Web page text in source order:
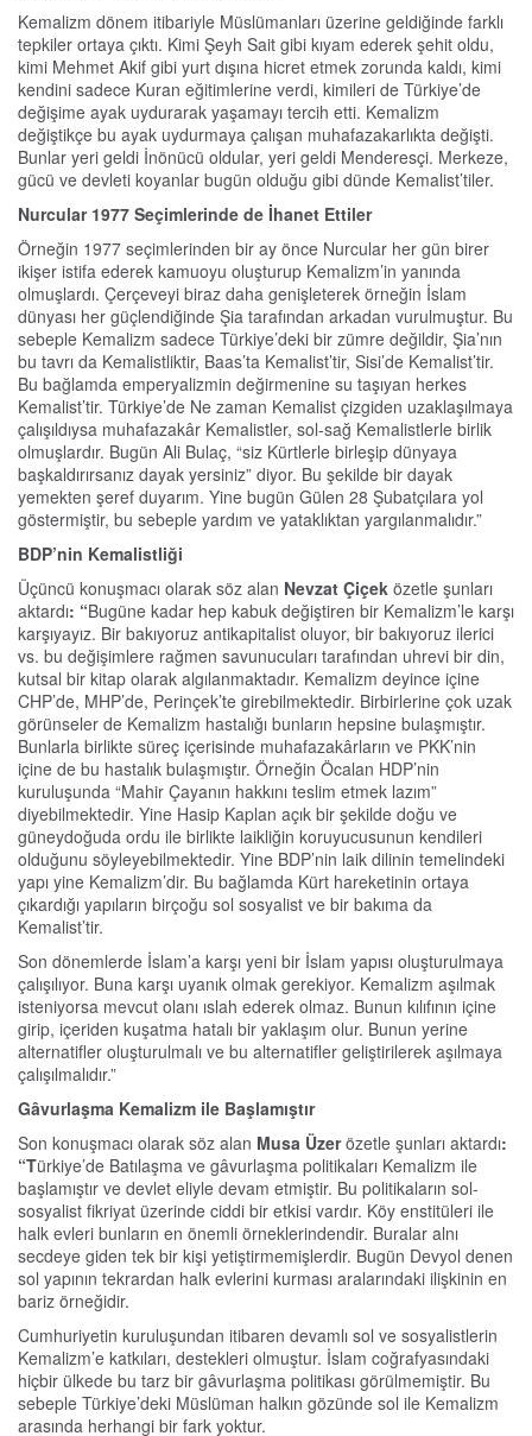
Kemalizm dönem itibariyle Müslümanları üzerine geldiğinde farklı
tepkiler ortaya çıktı. Kimi Şeyh Sait gibi kıyam ederek şehit oldu,
kimi Mehmet Akif gibi yurt dışına hicret etmek zorunda kaldı, kimi
kendini sadece Kuran eğitimlerine verdi, kimileri de Türkiye’de
değişime ayak uydurarak yaşamayı tercih etti. Kemalizm
değiştikçe bu ayak uydurmaya çalışan muhafazakarlıkta değişti.
Bunlar yeri geldi İnönücü oldular, yeri geldi Menderesçi. Merkeze,
gücü ve devleti koyanlar bugün olduğu gibi dünde Kemalist’tiler.
Nurcular 1977 Seçimlerinde de İhanet Ettiler
Örneğin 1977 seçimlerinden bir ay önce Nurcular her gün birer
ikişer istifa ederek kamuoyu oluşturup Kemalizm’in yanında
olmuşlardı. Çerçeveyi biraz daha genişleterek örneğin İslam
dünyası her güçlendiğinde Şia tarafından arkadan vurulmuştur. Bu
sebeple Kemalizm sadece Türkiye’deki bir zümre değildir, Şia’nın
bu tavrı da Kemalistliktir, Baas’ta Kemalist’tir, Sisi’de Kemalist’tir.
Bu bağlamda emperyalizmin değirmenine su taşıyan herkes
Kemalist’tir. Türkiye’de Ne zaman Kemalist çizgiden uzaklaşılmaya
çalışıldıysa muhafazakâr Kemalistler, sol-sağ Kemalistlerle birlik
olmuşlardır. Bugün Ali Bulaç, “siz Kürtlerle birleşip dünyaya
başkaldırırsanız dayak yersiniz” diyor. Bu şekilde bir dayak
yemekten şeref duyarım. Yine bugün Gülen 28 Şubatçılara yol
göstermiştir, bu sebeple yardım ve yataklıktan yargılanmalıdır.”
BDP’nin Kemalistliği
Üçüncü konuşmacı olarak söz alan Nevzat Çiçek özetle şunları
aktardı: “Bugüne kadar hep kabuk değiştiren bir Kemalizm’le karşı
karşıyayız. Bir bakıyoruz antikapitalist oluyor, bir bakıyoruz ilerici
vs. bu değişimlere rağmen savunucuları tarafından uhrevi bir din,
kutsal bir kitap olarak algılanmaktadır. Kemalizm deyince içine
CHP’de, MHP’de, Perinçek’te girebilmektedir. Birbirlerine çok uzak
görünseler de Kemalizm hastalığı bunların hepsine bulaşmıştır.
Bunlarla birlikte süreç içerisinde muhafazakârların ve PKK’nin
içine de bu hastalık bulaşmıştır. Örneğin Öcalan HDP’nin
kuruluşunda “Mahir Çayanın hakkını teslim etmek lazım”
diyebilmektedir. Yine Hasip Kaplan açık bir şekilde doğu ve
güneydoğuda ordu ile birlikte laikliğin koruyucusunun kendileri
olduğunu söyleyebilmektedir. Yine BDP’nin laik dilinin temelindeki
yapı yine Kemalizm’dir. Bu bağlamda Kürt hareketinin ortaya
çıkardığı yapıların birçoğu sol sosyalist ve bir bakıma da
Kemalist’tir.
Son dönemlerde İslam’a karşı yeni bir İslam yapısı oluşturulmaya
çalışılıyor. Buna karşı uyanık olmak gerekiyor. Kemalizm aşılmak
isteniyorsa mevcut olanı ıslah ederek olmaz. Bunun kılıfının içine
girip, içeriden kuşatma hatalı bir yaklaşım olur. Bunun yerine
alternatifler oluşturulmalı ve bu alternatifler geliştirilerek aşılmaya
çalışılmalıdır.”
Gâvurlaşma Kemalizm ile Başlamıştır
Son konuşmacı olarak söz alan Musa Üzerözetle şunları aktardı:
“Türkiye’de Batılaşma ve gâvurlaşma politikaları Kemalizm ile
başlamıştır ve devlet eliyle devam etmiştir. Bu politikaların sol-
sosyalist fikriyat üzerinde ciddi bir etkisi vardır. Köy enstitüleri ile
halk evleri bunların en önemli örneklerindendir. Buralar alnı
secdeye giden tek bir kişi yetiştirmemişlerdir. Bugün Devyol denen
sol yapının tekrardan halk evlerini kurması aralarındaki ilişkinin en
bariz örneğidir.
Cumhuriyetin kuruluşundan itibaren devamlı sol ve sosyalistlerin
Kemalizm’e katkıları, destekleri olmuştur. İslam coğrafyasındaki
hiçbir ülkede bu tarz bir gâvurlaşma politikası görülmemiştir. Bu
sebeple Türkiye’deki Müslüman halkın gözünde sol ile Kemalizm
arasında herhangi bir fark yoktur.